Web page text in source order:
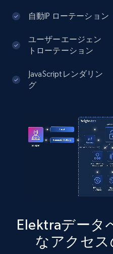
comments, Date
13.2K+ 1.6K+
specific URLs by using
URL, User posted,
comments, Date
1.6K+
Zillow properties
Zpid, City, State,
自動IP ローテーション
ユーザーエージェン
トローテーション
JavaScriptレンダリン
グ
Elektraデータ
なアクセス